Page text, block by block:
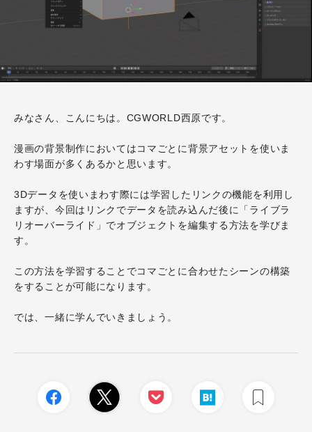
みなさん、こんにちは。CGWORLD西原です。
漫画の背景制作においてはコマごとに背景アセットを使いま
わす場面が多くあるかと思います。
3Dデータを使いまわす際には学習したリンクの機能を利用し
ますが、今回はリンクでデータを読み込んだ後に「ライブラ
リオーバーライド」でオブジェクトを編集する方法を学びま
す。
この方法を学習することでコマごとに合わせたシーンの構築
をすることが可能になります。
では、一緒に学んでいきましょう。